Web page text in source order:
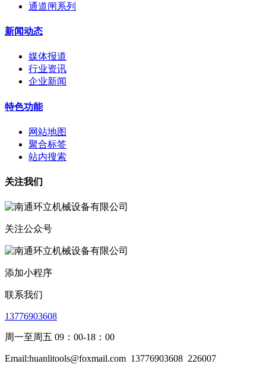
通道闸系列
新闻动态
媒体报道
行业资讯
企业新闻
特色功能
网站地图
聚合标签
站内搜索
关注我们
关注公众号
添加小程序
联系我们
13776903608
周一至周五 09：00-18：00
Email:huanlitools@foxmail.com 13776903608 226007